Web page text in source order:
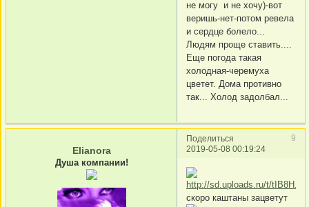
не могу и не хочу)-вот
веришь-нет-потом ревела
и сердце болело...
Людям проще ставить....
Еще погода такая
холодная-черемуха
цветет. Дома противно
так... Холод задолбал...
Поделиться
9
2019-05-08 00:19:24
Elianora
Душа компании!
скоро каштаны зацветут